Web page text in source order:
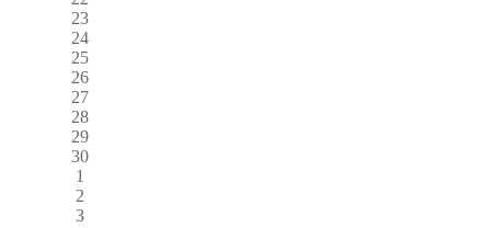
23
24
25
26
27
28
29
30
1
2
3